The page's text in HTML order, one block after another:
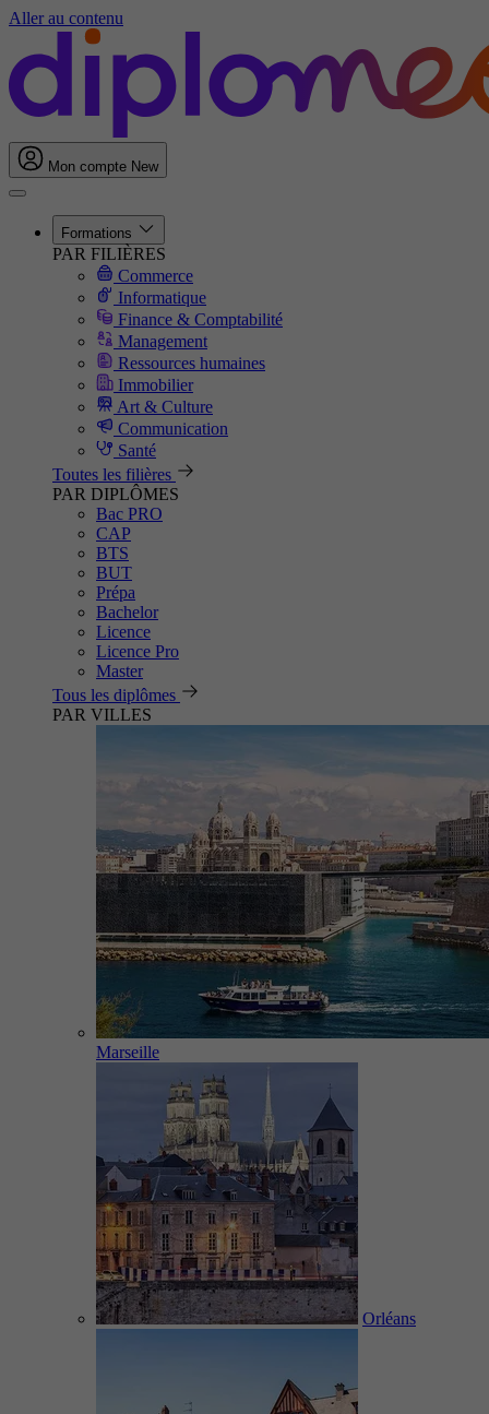
Aller au contenu
Mon compte New
Formations
PAR FILIÈRES
Commerce
Informatique
Finance & Comptabilité
Management
Ressources humaines
Immobilier
Art & Culture
Communication
Santé
Toutes les filières
PAR DIPLÔMES
Bac PRO
CAP
BTS
BUT
Prépa
Bachelor
Licence
Licence Pro
Master
Tous les diplômes
PAR VILLES
Marseille
Orléans